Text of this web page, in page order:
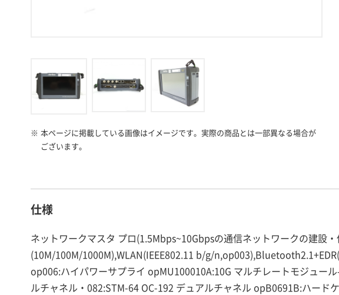
※ 本ページに掲載している画像はイメージです。実際の商品とは一部異なる場合が
ございます。
仕様
ネットワークマスタ プロ(1.5Mbps~10Gbpsの通信ネットワークの建設
(10M/100M/1000M),WLAN(IEEE802.11 b/g/
op006:ハイパワーサプライ opMU100010A:10G マルチレートモジュー
ルチャネル・082:STM-64 OC-192 デュアルチャネル opB0691B:ハード